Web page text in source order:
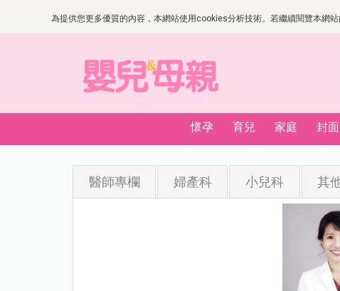
為提供您更多優質的內容，本網站使用cookies分析技術。若繼續閱覽本網
懷孕 育兒 家庭 封
醫師專欄 婦產科 小兒科 其